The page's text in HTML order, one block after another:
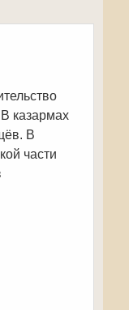
казармах
В
части